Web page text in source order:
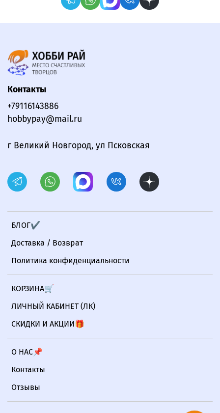
БЛОГ✔
Доставка / Возврат
Политика конфиденциальности
КОРЗИНА🛒
ЛИЧНЫЙ КАБИНЕТ (ЛК)
СКИДКИ И АКЦИИ🎁
О НАС📌
Контакты
Отзывы
Контакты
+79116143886
hobbypay@mail.ru
г Великий Новгород, ул Псковская